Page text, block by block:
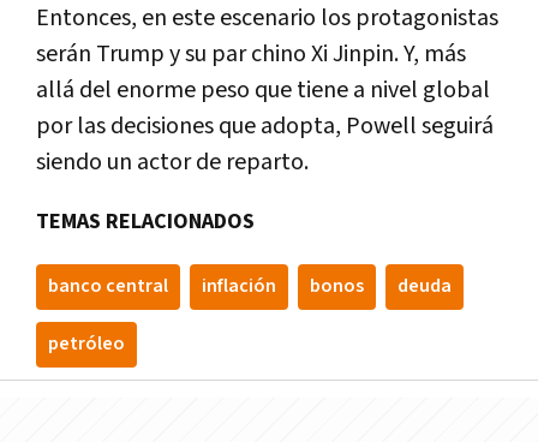
Entonces, en este escenario los protagonistas
serán Trump y su par chino Xi Jinpin. Y, más
allá del enorme peso que tiene a nivel global
por las decisiones que adopta, Powell seguirá
siendo un actor de reparto.
TEMAS RELACIONADOS
banco central inflación bonos deuda
petróleo